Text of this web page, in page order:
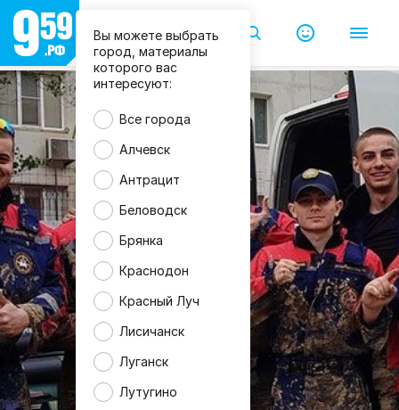
Вы можете выбрать
город, материалы
которого вас
интересуют:
Все города
Алчевск
Антрацит
Беловодск
Брянка
Краснодон
Красный Луч
Лисичанск
Луганск
Лутугино